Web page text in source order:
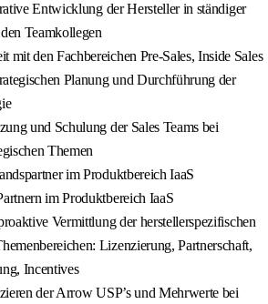
Entwicklung der Hersteller in ständiger
Teamkollegen
mit den Fachbereichen Pre-Sales, Inside Sales
Planung und Durchführung der
und Schulung der Sales Teams bei
Themen
im Produktbereich IaaS
im Produktbereich IaaS
Vermittlung der herstellerspezifischen
Lizenzierung, Partnerschaft,
Incentives
der Arrow USP’s und Mehrwerte bei